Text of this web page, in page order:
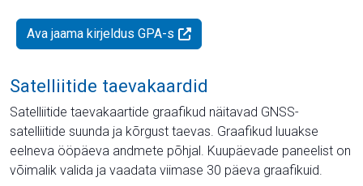
Ava jaama kirjeldus GPA-s
Satelliitide taevakaardid
Satelliitide taevakaartide graafikud näitavad GNSS-
satelliitide suunda ja kõrgust taevas. Graafikud luuakse
eelneva ööpäeva andmete põhjal. Kuupäevade paneelist on
võimalik valida ja vaadata viimase 30 päeva graafikuid.